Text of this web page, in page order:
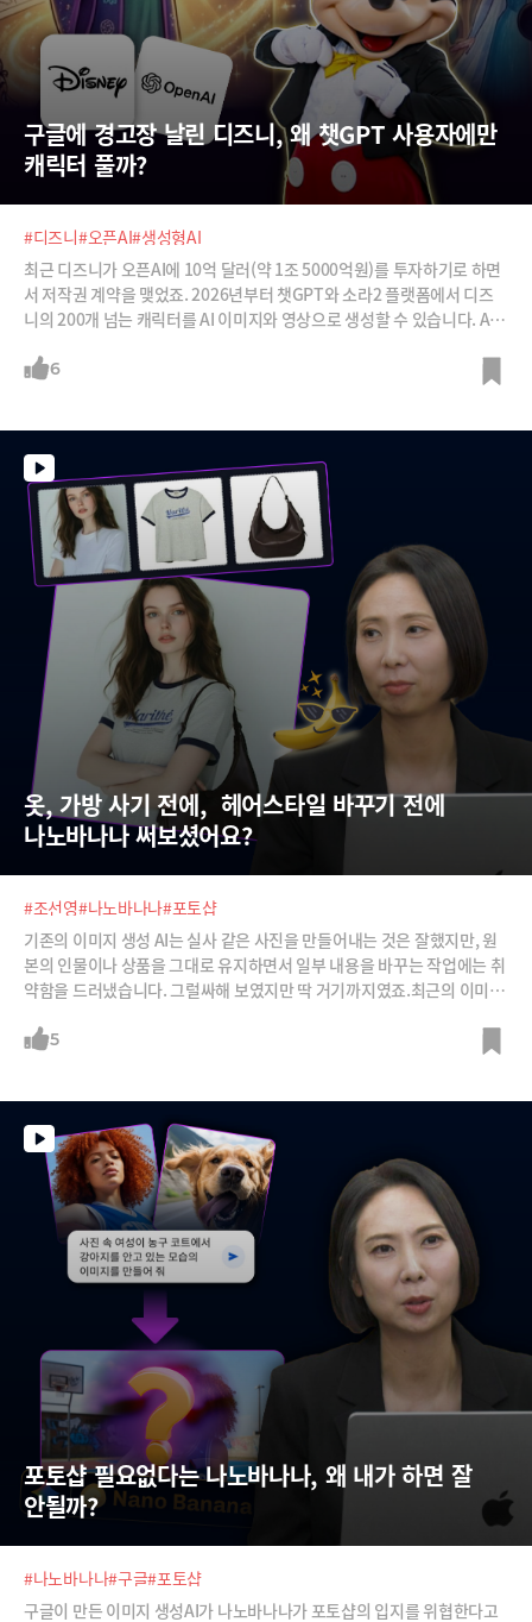
구글에 경고장 날린 디즈니, 왜 챗GPT 사용자에만
캐릭터 풀까?
#디즈니#오픈AI#생성형AI
최근 디즈니가 오픈AI에 10억 달러(약 1조 5000억원)를 투자하기로 하면
서 저작권 계약을 맺었죠. 2026년부터 챗GPT와 소라2 플랫폼에서 디즈
니의 200개 넘는 캐릭터를 AI 이미지와 영상으로 생성할 수 있습니다. AI
협업으로 디즈니와 오픈AI가 어떻게 윈윈 할 수 있게 됐는지 설명합니다.
6
옷, 가방 사기 전에,  헤어스타일 바꾸기 전에
나노바나나 써보셨어요?
#조선영#나노바나나#포토샵
기존의 이미지 생성 AI는 실사 같은 사진을 만들어내는 것은 잘했지만, 원
본의 인물이나 상품을 그대로 유지하면서 일부 내용을 바꾸는 작업에는 취
약함을 드러냈습니다. 그럴싸해 보였지만 딱 거기까지였죠.최근의 이미지
의 씨드림 등이 대표주자입니다. 사람 얼굴을 그대로 유지하면서 각도나
기술 업그레이드로 인해 다양한 산업에서 혜택을 누릴 수 있을 것으로 예상
되는데요, 예를 들어 왜곡 없는 가상 피팅, 헤어·메이크업 등에서 곧바로
적용이 가능해 보입니다. 천지개벽하고 있는 이미지 생성AI의 세계로 조선
영 디자이너와 함께 떠나보시죠.
5
포토샵 필요없다는 나노바나나, 왜 내가 하면 잘
안될까?
#나노바나나#구글#포토샵
구글이 만든 이미지 생성AI가 나노바나나가 포토샵의 입지를 위협한다고